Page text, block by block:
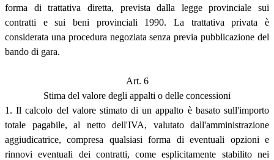
forma di trattativa diretta, prevista dalla legge provinciale sui
contratti e sui beni provinciali 1990. La trattativa privata è
considerata una procedura negoziata senza previa pubblicazione del
bando di gara.
Art. 6
Stima del valore degli appalti o delle concessioni
1. Il calcolo del valore stimato di un appalto è basato sull'importo
totale pagabile, al netto dell'IVA, valutato dall'amministrazione
aggiudicatrice, compresa qualsiasi forma di eventuali opzioni e
rinnovi eventuali dei contratti, come esplicitamente stabilito nei